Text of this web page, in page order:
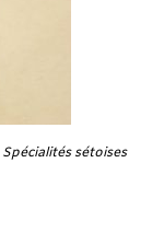
Spécialités sétoises